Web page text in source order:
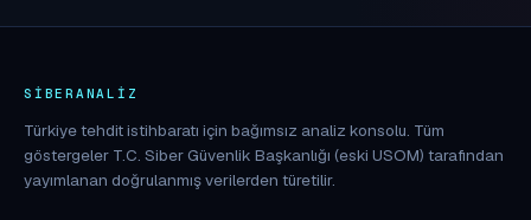
SIBERANALIZ
Türkiye tehdit istihbaratı için bağımsız analiz konsolu. Tüm
göstergeler T.C. Siber Güvenlik Başkanlığı (eski USOM) tarafından
yayımlanan doğrulanmış verilerden türetilir.